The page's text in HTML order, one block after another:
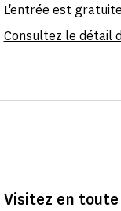
L'entrée est
Consultez le détail
Visitez en